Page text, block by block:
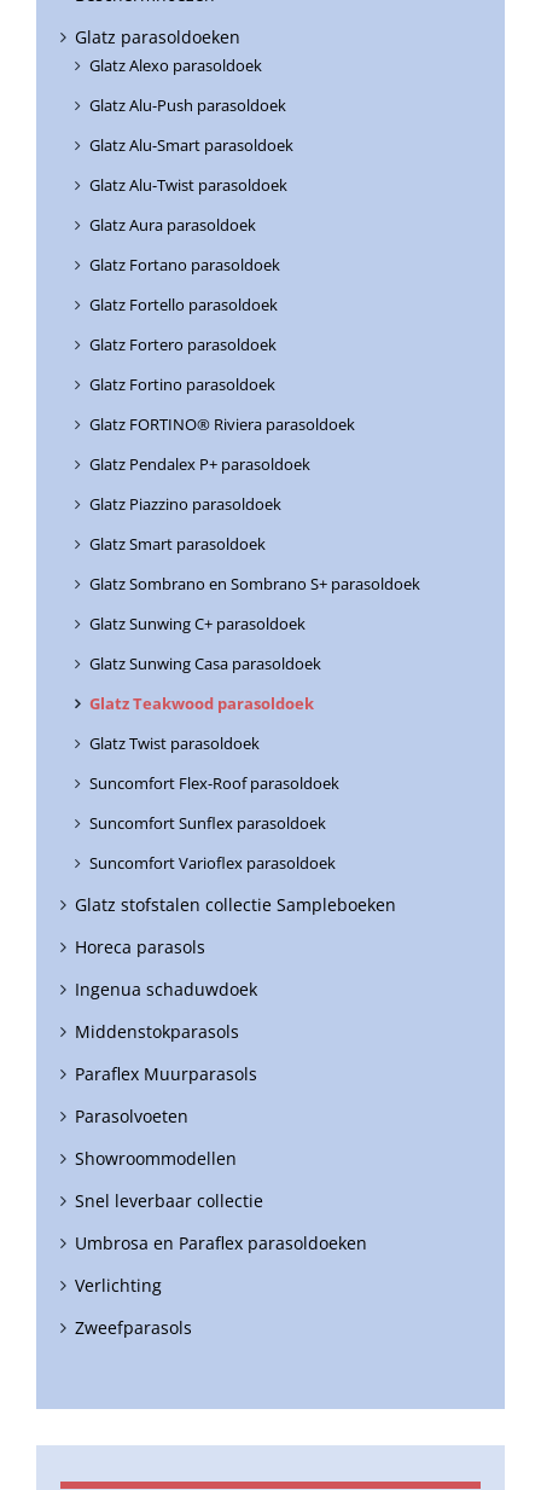
Glatz parasoldoeken
Glatz Alexo parasoldoek
Glatz Alu-Push parasoldoek
Glatz Alu-Smart parasoldoek
Glatz Alu-Twist parasoldoek
Glatz Aura parasoldoek
Glatz Fortano parasoldoek
Glatz Fortello parasoldoek
Glatz Fortero parasoldoek
Glatz Fortino parasoldoek
Glatz FORTINO® Riviera parasoldoek
Glatz Pendalex P+ parasoldoek
Glatz Piazzino parasoldoek
Glatz Smart parasoldoek
Glatz Sombrano en Sombrano S+ parasoldoek
Glatz Sunwing C+ parasoldoek
Glatz Sunwing Casa parasoldoek
Glatz Teakwood parasoldoek
Glatz Twist parasoldoek
Suncomfort Flex-Roof parasoldoek
Suncomfort Sunflex parasoldoek
Suncomfort Varioflex parasoldoek
Glatz stofstalen collectie Sampleboeken
Horeca parasols
Ingenua schaduwdoek
Middenstokparasols
Paraflex Muurparasols
Parasolvoeten
Showroommodellen
Snel leverbaar collectie
Umbrosa en Paraflex parasoldoeken
Verlichting
Zweefparasols